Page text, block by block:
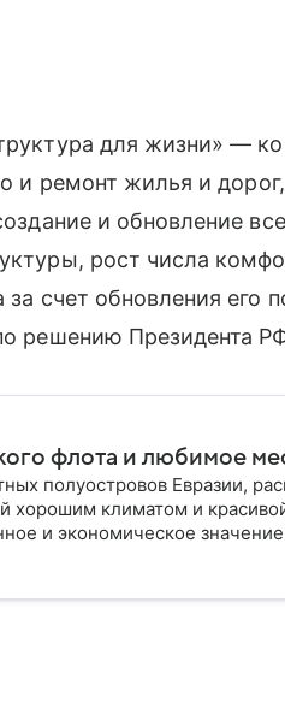
для жизни» —
и ремонт жилья и
и обновление
рост числа
за счет обновления его
решению Президента
флота и любимое
полуостровов Евразии,
хорошим климатом и
и экономическое
к другому, а его